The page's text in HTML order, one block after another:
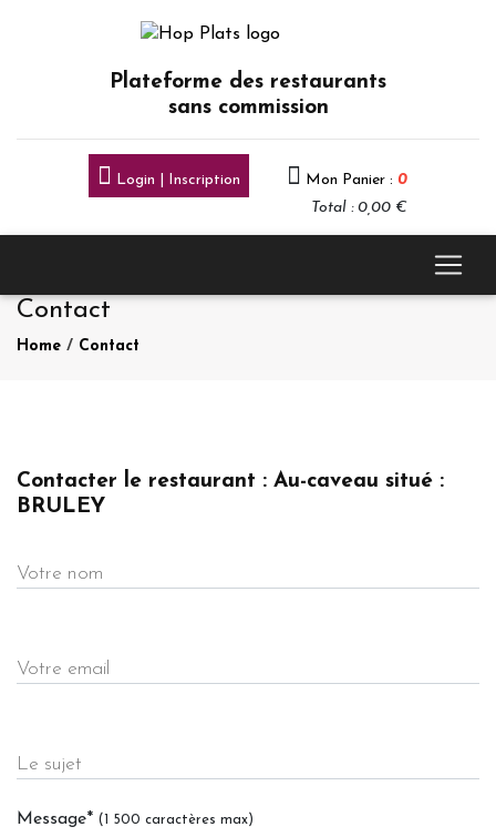
Plateforme des restaurants
sans commission
Login | Inscription Mon Panier : 0
Total : 0,00 €
Contact
Home / Contact
Contacter le restaurant : Au-caveau situé :
BRULEY
Votre nom
Votre email
Le sujet
Message* (1 500 caractères max)